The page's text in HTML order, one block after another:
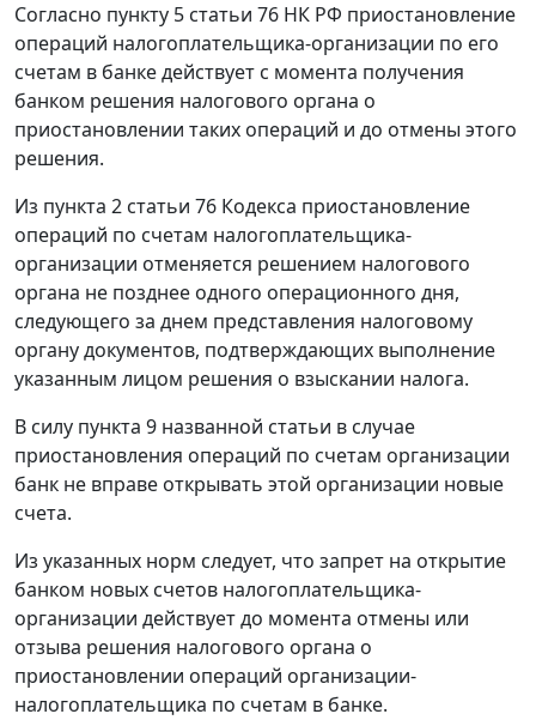
Согласно пункту 5 статьи 76 НК РФ приостановление
операций налогоплательщика-организации по его
счетам в банке действует с момента получения
банком решения налогового органа о
приостановлении таких операций и до отмены этого
решения.
Из пункта 2 статьи 76 Кодекса приостановление
операций по счетам налогоплательщика-
организации отменяется решением налогового
органа не позднее одного операционного дня,
следующего за днем представления налоговому
органу документов, подтверждающих выполнение
указанным лицом решения о взыскании налога.
В силу пункта 9 названной статьи в случае
приостановления операций по счетам организации
банк не вправе открывать этой организации новые
счета.
Из указанных норм следует, что запрет на открытие
банком новых счетов налогоплательщика-
организации действует до момента отмены или
отзыва решения налогового органа о
приостановлении операций организации-
налогоплательщика по счетам в банке.